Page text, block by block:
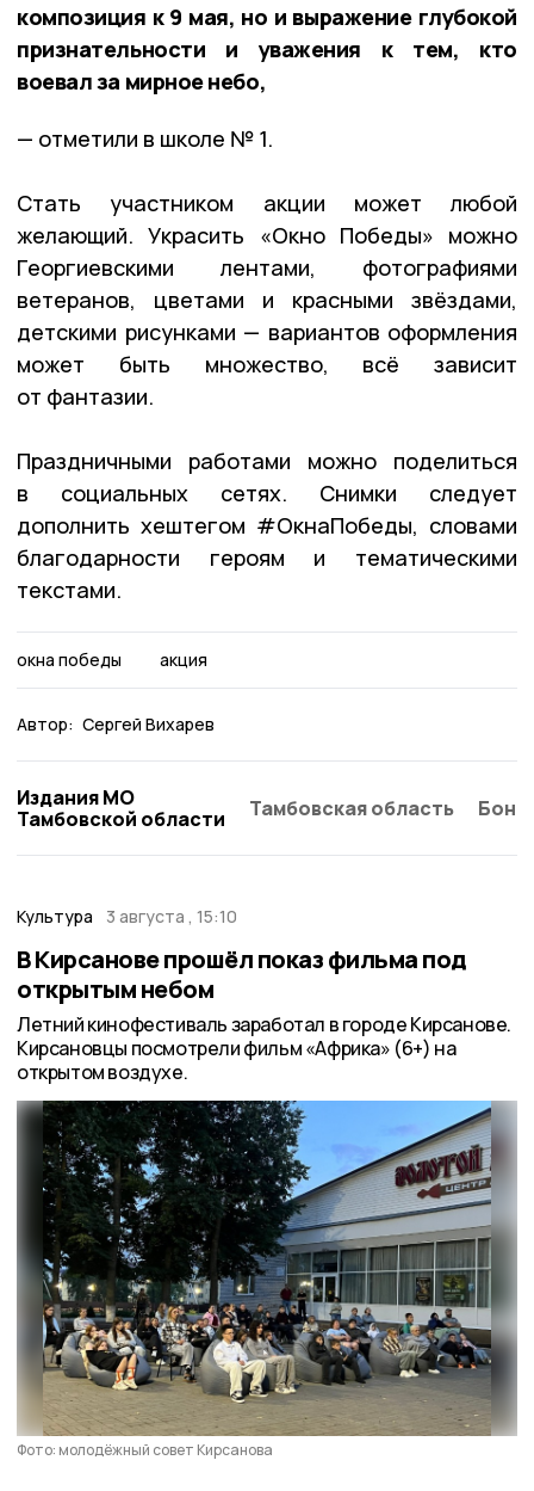
композиция к 9 мая, но и выражение глубокой
признательности и уважения к тем, кто
воевал за мирное небо,
— отметили в школе № 1.
Стать участником акции может любой
желающий. Украсить «Окно Победы» можно
Георгиевскими лентами, фотографиями
ветеранов, цветами и красными звёздами,
детскими рисунками — вариантов оформления
может быть множество, всё зависит
от фантазии.
Праздничными работами можно поделиться
в социальных сетях. Снимки следует
дополнить хештегом #ОкнаПобеды, словами
благодарности героям и тематическими
текстами.
окна победы акция
Автор: Сергей Вихарев
Издания МО
Тамбовской области
Тамбовская область
Культура 3 августа , 15:10
В Кирсанове прошёл показ фильма под
открытым небом
Летний кинофестиваль заработал в городе Кирсанове.
Кирсановцы посмотрели фильм «Африка» (6+) на
открытом воздухе.
Фото: молодёжный совет Кирсанова